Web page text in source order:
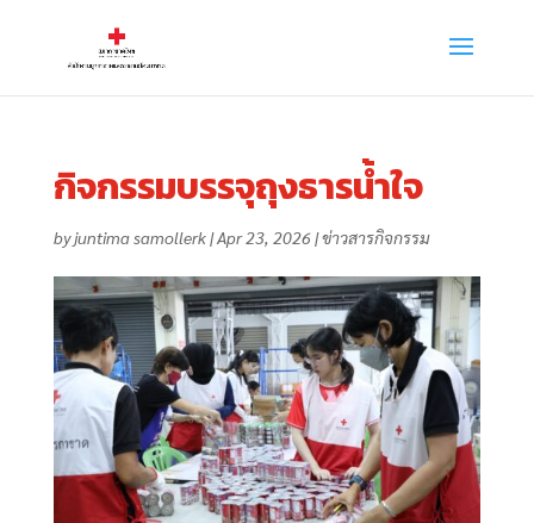
กิจกรรมบรรจุถุงธารน้ำใจ
byjuntima samollerk|Apr 23, 2026|ข่าวสารกิจกรรม